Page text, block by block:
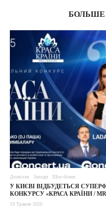
БОЛЬШЕ
Дозвілля Заходи Шоу-бізнес
У КИЄВІ ВІДБУДЕТЬСЯ
КОНКУРСУ «КРАСА КРАЇНИ /
19 Травня 2026